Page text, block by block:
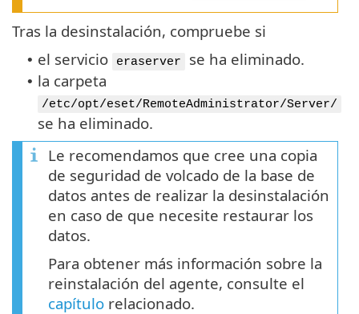
Tras la desinstalación, compruebe si
• el servicio eraserver se ha eliminado.
• la carpeta
/etc/opt/eset/RemoteAdministrator/Server/
se ha eliminado.
Le recomendamos que cree una copia
de seguridad de volcado de la base de
datos antes de realizar la desinstalación
en caso de que necesite restaurar los
datos.
Para obtener más información sobre la
reinstalación del agente, consulte el
capítulo relacionado.